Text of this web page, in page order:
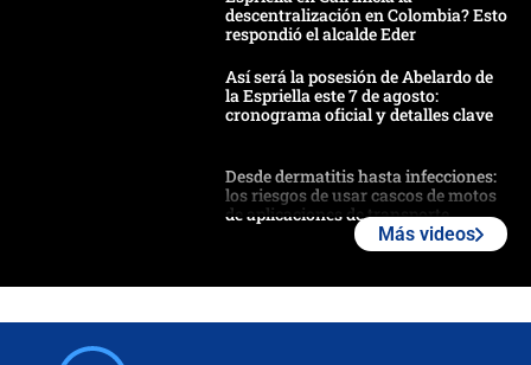
descentralización en Colombia? Esto
respondió el alcalde Eder
Así será la posesión de Abelardo de
la Espriella este 7 de agosto:
cronograma oficial y detalles clave
Desde dermatitis hasta infecciones:
los riesgos de usar cascos de motos
de aplicaciones de transporte
Más videos